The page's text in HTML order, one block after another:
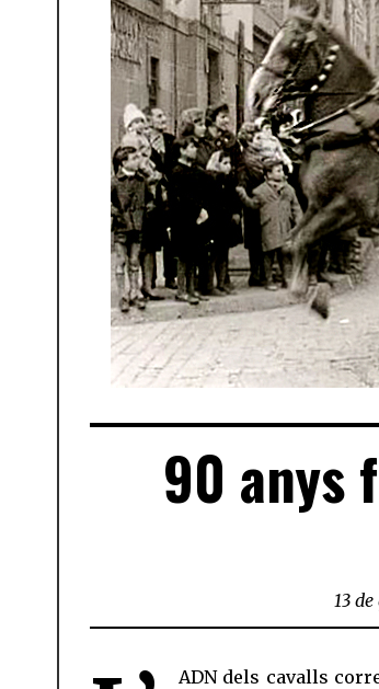
90 anys
13
ADN dels cavalls